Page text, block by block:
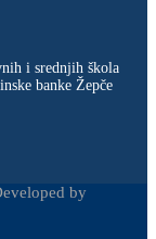
i srednjih škola
banke Žepče
by